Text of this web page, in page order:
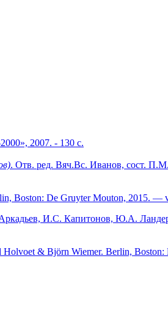
2007. - 130 с.
. Отв. ред. Вяч.Вс. Иванов, сост.
Boston: De Gruyter Mouton, 2015. —
И.С. Капитонов, Ю.А.
Holvoet & Björn Wiemer. Berlin,